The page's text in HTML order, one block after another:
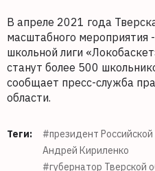
В апреле 2021 года
масштабного мероприятия
школьной лиги
станут более 500
сообщает пресс-служба
области.
Теги:
#президент
Андрей Кириленко
#губернатор Тверской